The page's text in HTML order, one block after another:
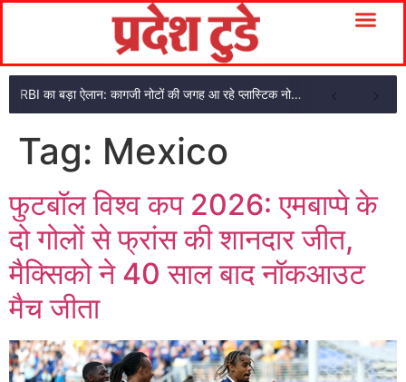
RBI का बड़ा ऐलान: कागजी नोटों की जगह आ रहे प्लास्टिक नोट, ₹10-₹20 के नोट बदल जाएंगे
Tag: Mexico
फुटबॉल विश्व कप 2026: एमबाप्पे के
दो गोलों से फ्रांस की शानदार जीत,
मैक्सिको ने 40 साल बाद नॉकआउट
मैच जीता